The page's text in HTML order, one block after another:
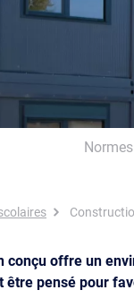
Normes
conçu offre un
pensé pour